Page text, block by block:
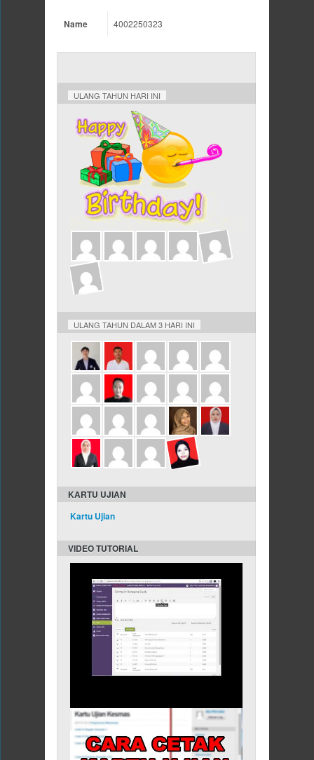
Name 4002250323
ULANG TAHUN HARI INI
ULANG TAHUN DALAM 3 HARI INI
KARTU UJIAN
Kartu Ujian
VIDEO TUTORIAL